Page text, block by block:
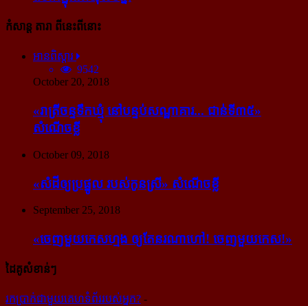
កំសាន្ដ តារា ពីនេះពីនោះ
អានពិស្ដារ
9542
October 20, 2018
«រាត្រីចន្ទទឹកឃ្មុំ នៅបន្ទប់សណ្ឋាគារ... ជាន់ទី៣៥»
សំណើចខ្លី
October 09, 2018
«សំដី​ឲ្យ​ប្រផ្នូល របស់​កូនស្រី» សំណើចខ្លី
September 25, 2018
«ចេញ​មួយ​កេស​ហ្មង ឲ្យ​តែ​នរណា​ហៅ! ចេញ​មួយ​កេស!»
ដៃគូសំខាន់ៗ
រក​​ប្រាក់​​ជា​​មួយ​​គេហទំព័រ​​របស់​​អ្នក? -